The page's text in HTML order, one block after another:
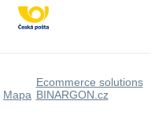
Mapa
Ecommerce solutions
BINARGON.cz